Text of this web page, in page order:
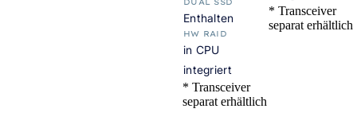
DUAL SSD
Enthalten
HW RAID
in CPU
integriert
* Transceiver
separat erhältlich
* Transceiver
separat erhältlich